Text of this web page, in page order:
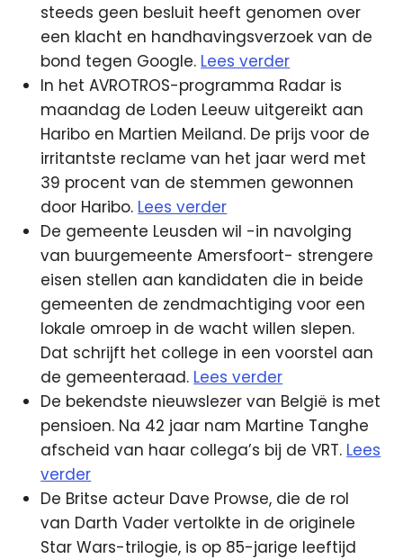
steeds geen besluit heeft genomen over
een klacht en handhavingsverzoek van de
bond tegen Google. Lees verder
In het AVROTROS-programma Radar is
maandag de Loden Leeuw uitgereikt aan
Haribo en Martien Meiland. De prijs voor de
irritantste reclame van het jaar werd met
39 procent van de stemmen gewonnen
door Haribo. Lees verder
De gemeente Leusden wil -in navolging
van buurgemeente Amersfoort- strengere
eisen stellen aan kandidaten die in beide
gemeenten de zendmachtiging voor een
lokale omroep in de wacht willen slepen.
Dat schrijft het college in een voorstel aan
de gemeenteraad. Lees verder
De bekendste nieuwslezer van België is met
pensioen. Na 42 jaar nam Martine Tanghe
afscheid van haar collega’s bij de VRT. Lees
verder
De Britse acteur Dave Prowse, die de rol
van Darth Vader vertolkte in de originele
Star Wars-trilogie, is op 85-jarige leeftijd